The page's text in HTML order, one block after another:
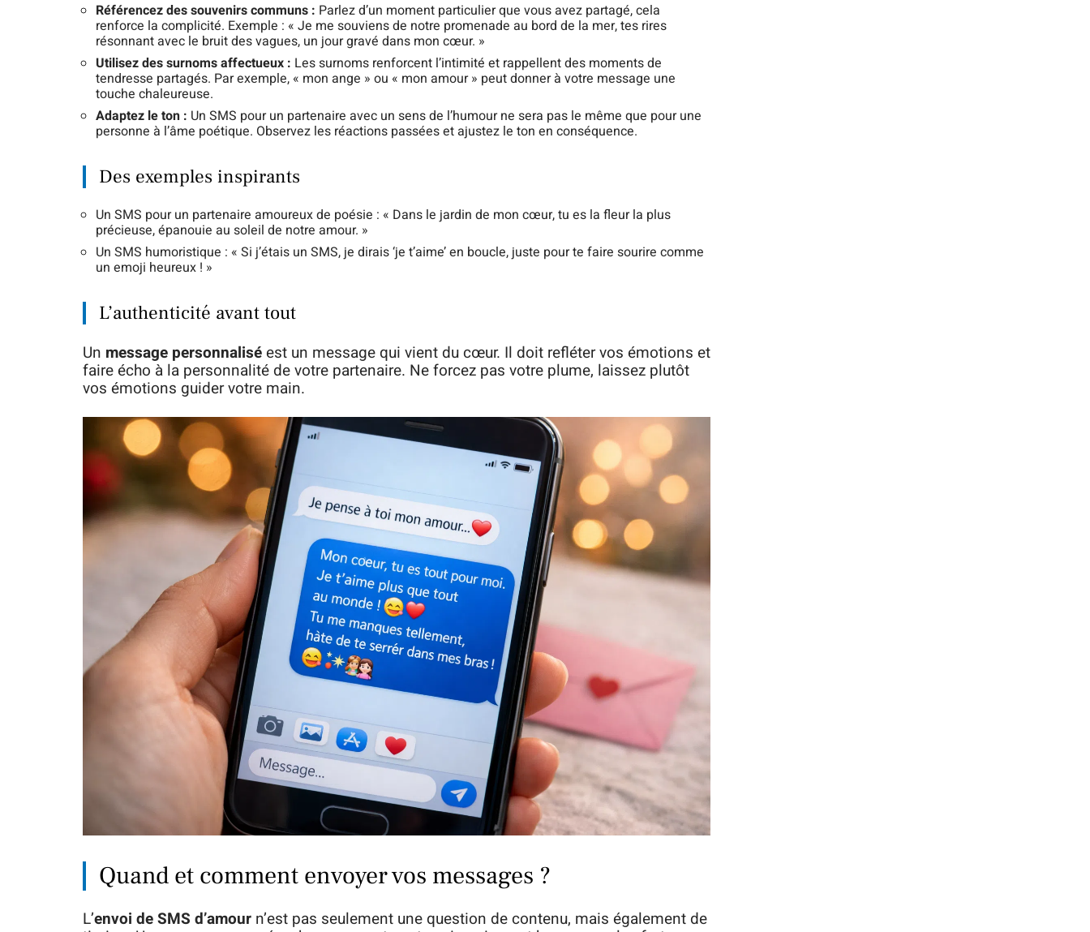
Référencez des souvenirs communs : Parlez d’un moment particulier que vous avez partagé, cela
renforce la complicité. Exemple : « Je me souviens de notre promenade au bord de la mer, tes rires
résonnant avec le bruit des vagues, un jour gravé dans mon cœur. »
Utilisez des surnoms affectueux : Les surnoms renforcent l’intimité et rappellent des moments de
tendresse partagés. Par exemple, « mon ange » ou « mon amour » peut donner à votre message une
touche chaleureuse.
Adaptez le ton : Un SMS pour un partenaire avec un sens de l’humour ne sera pas le même que pour une
personne à l’âme poétique. Observez les réactions passées et ajustez le ton en conséquence.
Des exemples inspirants
Un SMS pour un partenaire amoureux de poésie : « Dans le jardin de mon cœur, tu es la fleur la plus
précieuse, épanouie au soleil de notre amour. »
Un SMS humoristique : « Si j’étais un SMS, je dirais ‘je t’aime’ en boucle, juste pour te faire sourire comme
un emoji heureux ! »
L’authenticité avant tout
Un message personnaliséest un message qui vient du cœur. Il doit refléter vos émotions et
faire écho à la personnalité de votre partenaire. Ne forcez pas votre plume, laissez plutôt
vos émotions guider votre main.
Quand et comment envoyer vos messages ?
L’envoi de SMS d’amour n’est pas seulement une question de contenu, mais également de